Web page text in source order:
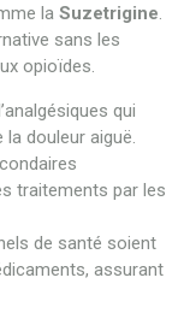
la Suzetrigine.
sans les
opioïdes.
qui
douleur aiguë.
traitements par les
de santé soient
assurant